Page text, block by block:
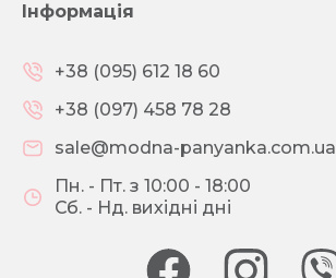
Інформація
+38 (095) 612 18 60
+38 (097) 458 78 28
sale@modna-panyanka.com.ua
Пн. - Пт. з 10:00 - 18:00
Сб. - Нд. вихідні дні